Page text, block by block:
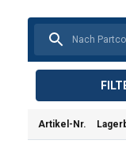
Artikel-Nr.
Ausführung:
Material: